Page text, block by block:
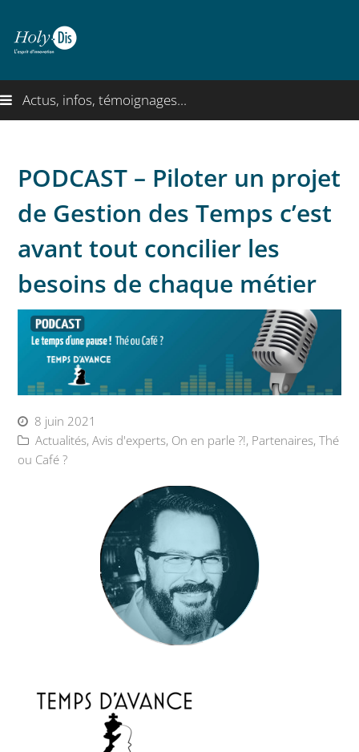
Actus, infos, témoignages...
PODCAST – Piloter un projet
de Gestion des Temps c’est
avant tout concilier les
besoins de chaque métier
8 juin 2021
Actualités,Avis d'experts, On en parle ?!, Partenaires,Thé
ou Café ?